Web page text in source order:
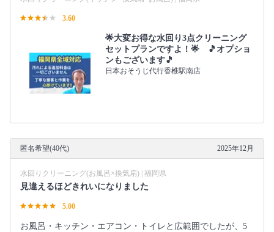
3.60
🌟大変お得な水回り3点クリーニング
セットプランですよ！🌟 🎵オプショ
ンもございます🎵
日本おそうじ代行香椎駅南店
匿名希望(40代) 2025年12月
水回りクリーニング(お風呂×換気扇) | 福岡県
見違えるほどきれいになりました
5.00
お風呂・キッチン・エアコン・トイレと広範囲でしたが、5